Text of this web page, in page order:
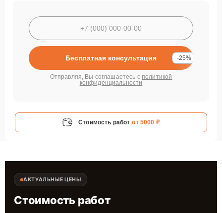
Бесплатная консультация -25%
Отправляя, Вы соглашаетесь с политикой
конфиденциальности
Стоимость работ от 5000 ₽
АКТУАЛЬНЫЕ ЦЕНЫ
Стоимость работ